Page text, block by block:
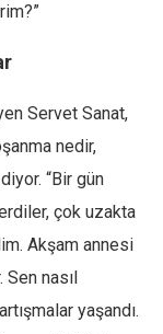
Servet Sanat,
nedir,
“Bir gün
çok uzakta
Akşam annesi
Sen nasıl
yaşandı.